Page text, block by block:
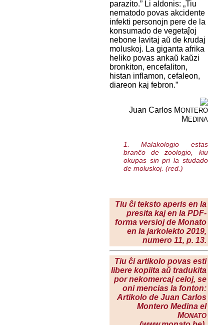
parazito.” Li aldonis: „Tiu
nematodo povas akcidente
infekti personojn pere de la
konsumado de vegetaĵoj
nebone lavitaj aŭ de krudaj
moluskoj. La giganta afrika
heliko povas ankaŭ kaŭzi
bronkiton, encefaliton,
histan inflamon, cefaleon,
diareon kaj febron.”
Juan Carlos MONTERO
M EDINA
1. Malakologio estas
branĉo de zoologio, kiu
okupas sin pri la studado
de moluskoj. (red.)
Tiu ĉi teksto aperis en la
presita kaj en la PDF-
forma versioj de Monato
en la jarkolekto 2019,
numero 11, p. 13.
Tiu ĉi artikolo povas esti
libere kopiita aŭ tradukita
por nekomercaj celoj, se
oni mencias la fonton:
Artikolo de Juan Carlos
Montero Medina el
MONATO